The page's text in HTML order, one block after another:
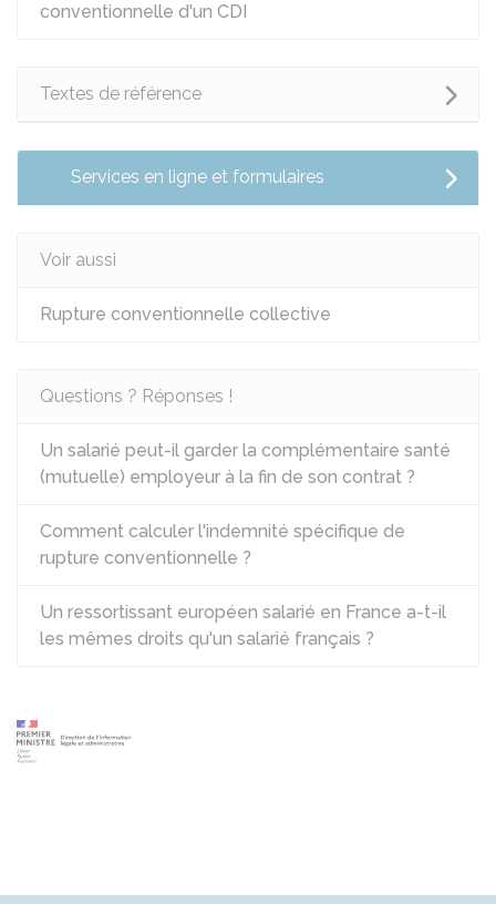
conventionnelle d'un CDI
Textes de référence
Services en ligne et formulaires
Voir aussi
Rupture conventionnelle collective
Questions ? Réponses !
Un salarié peut-il garder la complémentaire santé
(mutuelle) employeur à la fin de son contrat ?
Comment calculer l'indemnité spécifique de
rupture conventionnelle ?
Un ressortissant européen salarié en France a-t-il
les mêmes droits qu'un salarié français ?